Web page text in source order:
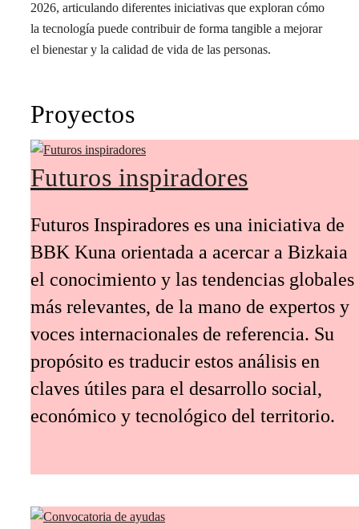
2026, articulando diferentes iniciativas que exploran cómo
la tecnología puede contribuir de forma tangible a mejorar
el bienestar y la calidad de vida de las personas.
Proyectos
Futuros inspiradores
Futuros Inspiradores es una iniciativa de
BBK Kuna orientada a acercar a Bizkaia
el conocimiento y las tendencias globales
más relevantes, de la mano de expertos y
voces internacionales de referencia. Su
propósito es traducir estos análisis en
claves útiles para el desarrollo social,
económico y tecnológico del territorio.